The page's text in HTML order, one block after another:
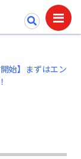
始】まずはエン